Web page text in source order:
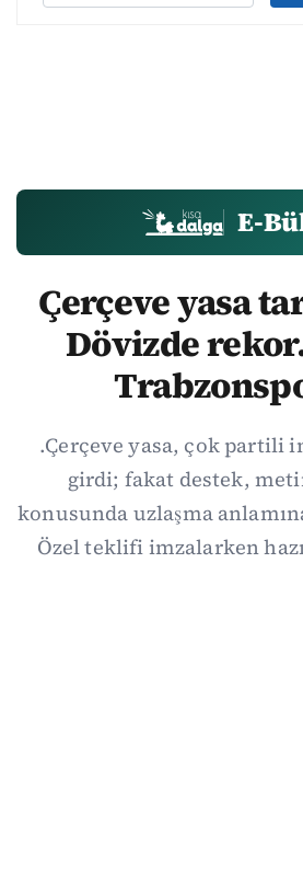
E-
Çerçeve yasa
Dövizde
.Çerçeve yasa, çok partili
girdi; fakat destek,
konusunda uzlaşma
Özel teklifi imzalarken